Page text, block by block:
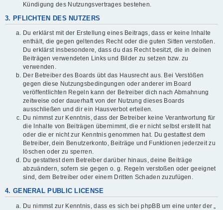
Kündigung des Nutzungsvertrages bestehen.
3. PFLICHTEN DES NUTZERS
Du erklärst mit der Erstellung eines Beitrags, dass er keine Inhalte
enthält, die gegen geltendes Recht oder die guten Sitten verstoßen.
Du erklärst insbesondere, dass du das Recht besitzt, die in deinen
Beiträgen verwendeten Links und Bilder zu setzen bzw. zu
verwenden.
Der Betreiber des Boards übt das Hausrecht aus. Bei Verstößen
gegen diese Nutzungsbedingungen oder anderer im Board
veröffentlichten Regeln kann der Betreiber dich nach Abmahnung
zeitweise oder dauerhaft von der Nutzung dieses Boards
ausschließen und dir ein Hausverbot erteilen.
Du nimmst zur Kenntnis, dass der Betreiber keine Verantwortung für
die Inhalte von Beiträgen übernimmt, die er nicht selbst erstellt hat
oder die er nicht zur Kenntnis genommen hat. Du gestattest dem
Betreiber, dein Benutzerkonto, Beiträge und Funktionen jederzeit zu
löschen oder zu sperren.
Du gestattest dem Betreiber darüber hinaus, deine Beiträge
abzuändern, sofern sie gegen o. g. Regeln verstoßen oder geeignet
sind, dem Betreiber oder einem Dritten Schaden zuzufügen.
4. GENERAL PUBLIC LICENSE
Du nimmst zur Kenntnis, dass es sich bei phpBB um eine unter der „